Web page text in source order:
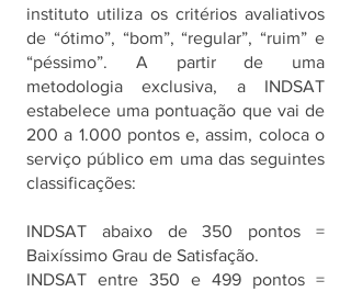
instituto utiliza os critérios avaliativos
de “ótimo”, “bom”, “regular”, “ruim” e
“péssimo”. A partir de uma
metodologia exclusiva, a INDSAT
estabelece uma pontuação que vai de
200 a 1.000 pontos e, assim, coloca o
serviço público em uma das seguintes
classificações:
INDSAT abaixo de 350 pontos =
Baixíssimo Grau de Satisfação.
INDSAT entre 350 e 499 pontos =